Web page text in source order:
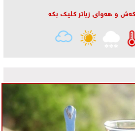
و هه‌وای زیاتر كلیك بكه‌